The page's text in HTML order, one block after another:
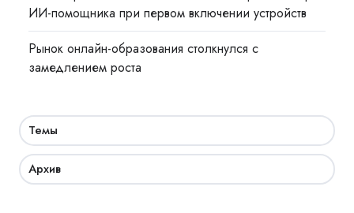
ИИ-помощника при первом включении устройств
Рынок онлайн-образования столкнулся с
замедлением роста
Темы
Архив